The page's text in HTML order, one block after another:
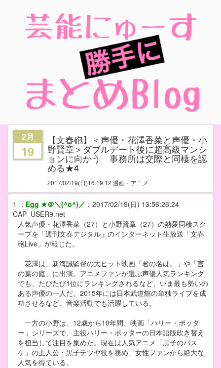
2月
19
【文春砲】＜声優・花澤香菜と声優・小
野賢章＞ダブルデート後に超高級マンシ
ョンに向かう 事務所は交際と同棲を認
める★4
2017/02/19(日)16:19:12 漫画・アニメ
1 ： Egg ★＠＼(^o^)／ ： 2017/02/19(日) 13:56:26.24
CAP_USER9.net
人気声優・花澤香菜（27）と小野賢章（27）の熱愛同棲スク
ープを「週刊文春デジタル」のインターネット生放送「文春
砲Live」が報じた。
花澤は、新海誠監督の大ヒット映画「君の名は。」や「言
の葉の庭」に出演。アニメファンが選ぶ声優人気ランキング
でも、たびたび1位にランキングされるなど、いま最も勢いの
ある声優の一人だ。2015年には日本武道館の単独ライブを成
功させるなど、音楽活動でも活躍している。
一方の小野は、12歳から10年間、映画「ハリー・ポッタ
ー」シリーズで、主役ハリー・ポッターの日本語版吹き替え
を担当して注目を集めた。現在は人気アニメ「黒子のバス
ケ」の主人公・黒子テツヤ役を務め、女性ファンから絶大な
人気を得ている。